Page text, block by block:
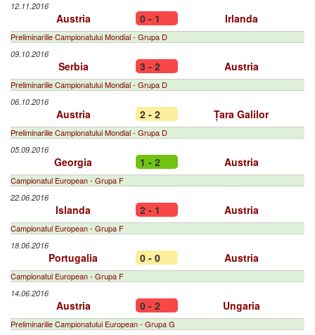
12.11.2016
Austria 0 - 1 Irlanda
Preliminariile Campionatului Mondial - Grupa D
09.10.2016
Serbia 3 - 2 Austria
Preliminariile Campionatului Mondial - Grupa D
06.10.2016
Austria 2 - 2 Țara Galilor
Preliminariile Campionatului Mondial - Grupa D
05.09.2016
Georgia 1 - 2 Austria
Campionatul European - Grupa F
22.06.2016
Islanda 2 - 1 Austria
Campionatul European - Grupa F
18.06.2016
Portugalia 0 - 0 Austria
Campionatul European - Grupa F
14.06.2016
Austria 0 - 2 Ungaria
Preliminariile Campionatului European - Grupa G